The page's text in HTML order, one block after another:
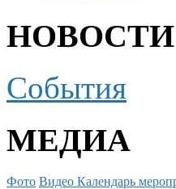
НОВОСТИ
События
МЕДИА
Фото Видео Календарь